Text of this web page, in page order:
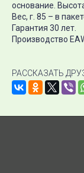
основание.
Вес, г. 85 – в
Гарантия 30 лет.
Производство
РАССКАЗАТЬ